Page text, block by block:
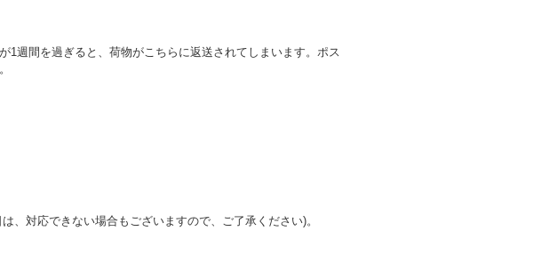
週間を過ぎると、荷物がこちらに返送されてしまいます。ポス
、対応できない場合もございますので、ご了承ください)。